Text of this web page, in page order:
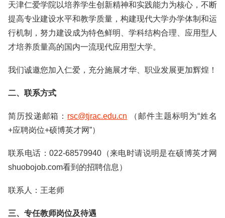
天津仁爱学院以培养学生创新精神和实践能力为核心，不断
提高专业建设水平和教学质量，构建现代大学办学体制和运
行机制，努力建设成为特色鲜明、学科结构合理、应用型人
才培养质量高的国内一流现代应用型大学。
我们诚邀您加入仁爱，充分施展才华、职业发展更加辉煌！
二、联系方式
简历投递邮箱： rsc@tjrac.edu.cn （邮件主题标明为“姓名
+应聘岗位+硕博英才网”）
联系电话：022-68579940（来电时请说明是在硕博英才网
shuobojob.com看到的招聘信息）
联系人：王老师
三、专任教师岗位及待遇